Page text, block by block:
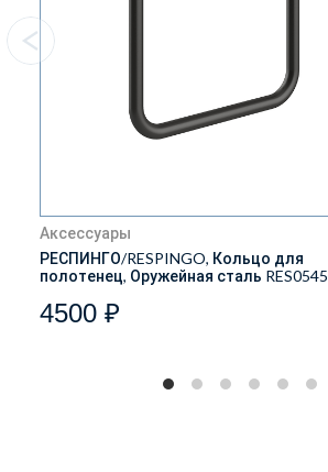
Аксессуары
РЕСПИНГО/RESPINGO, Кольцо для
полотенец, Оружейная сталь RES0545
4500 ₽